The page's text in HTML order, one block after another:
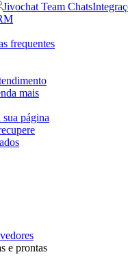
Jivochat Team Chats
frequentes
mais
página
e prontas